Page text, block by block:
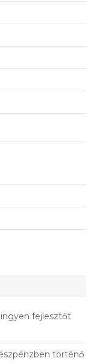
ingyen fejlesztőt
történő